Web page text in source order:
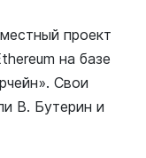
проект
на базе
Свои
В. Бутерин и